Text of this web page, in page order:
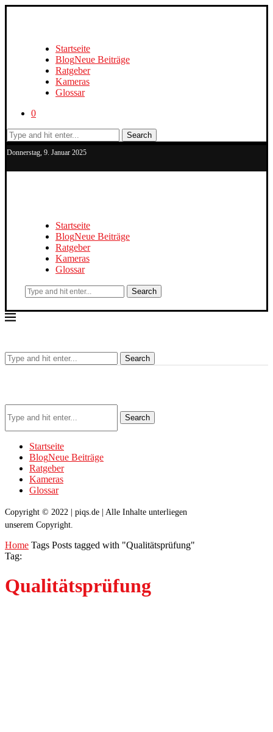
Startseite
BlogNeue Beiträge
Ratgeber
Kameras
Glossar
0
Search
Donnerstag, 9. Januar 2025
Startseite
BlogNeue Beiträge
Ratgeber
Kameras
Glossar
Search
Search
Search
Startseite
BlogNeue Beiträge
Ratgeber
Kameras
Glossar
Copyright © 2022 | piqs.de | Alle Inhalte unterliegen
unserem Copyright.
Home Tags Posts tagged with "Qualitätsprüfung"
Tag:
Qualitätsprüfung